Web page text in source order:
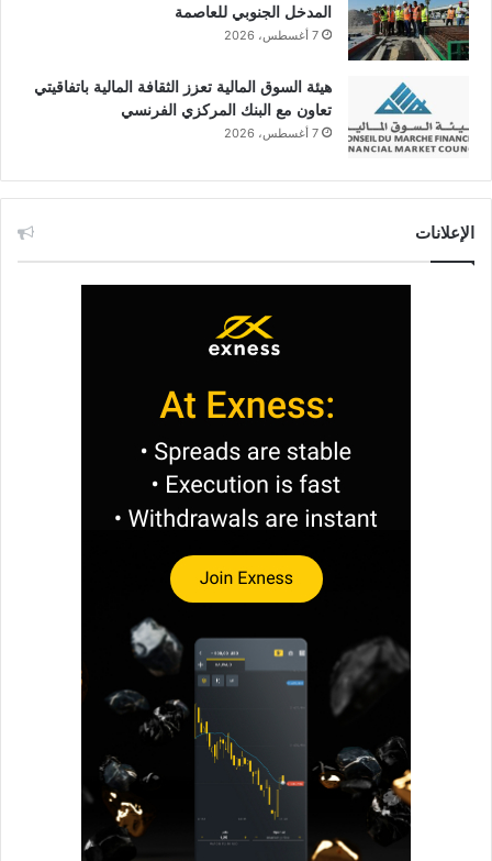
المدخل الجنوبي للعاصمة
7 أغسطس، 2026
هيئة السوق المالية تعزز الثقافة المالية باتفاقيتي
تعاون مع البنك المركزي الفرنسي
7 أغسطس، 2026
الإعلانات